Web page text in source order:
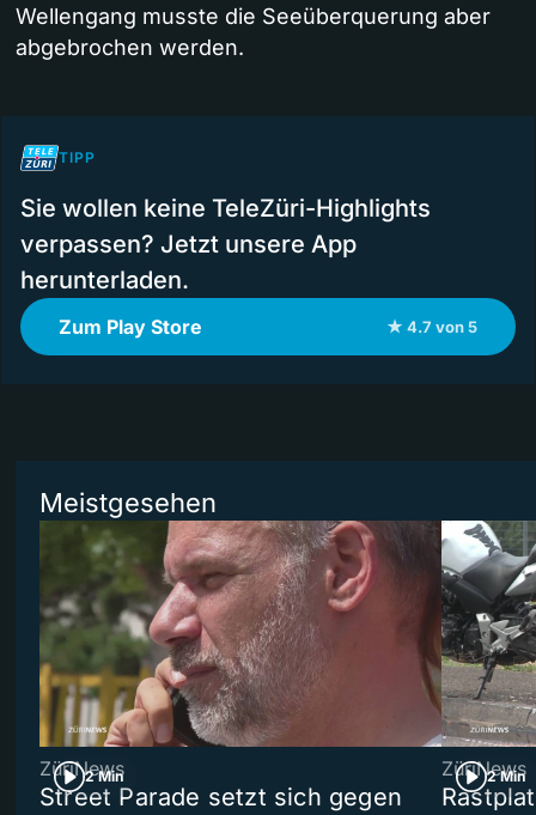
Wellengang musste die Seeüberquerung aber
abgebrochen werden.
TIPP
Sie wollen keine TeleZüri-Highlights
verpassen? Jetzt unsere App
herunterladen.
Zum Play Store ★ 4.7 von 5
Meistgesehen
2 Min
ZüriNews
Street Parade setzt sich gegen
2 Min
ZüriNews